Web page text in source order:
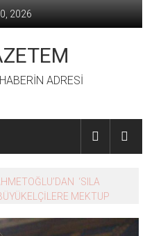
2026
ADRESİ
‘SILA
MEKTUP